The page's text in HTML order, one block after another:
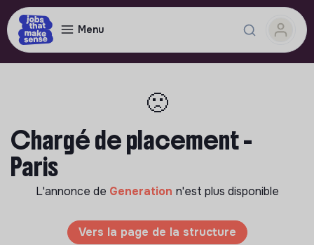
Menu
🙁
Chargé de placement -
Paris
L'annonce de Generation n'est plus disponible
Vers la page de la structure